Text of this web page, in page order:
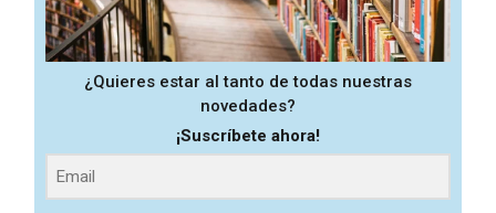
¿Quieres estar al tanto de todas nuestras
novedades?
¡Suscríbete ahora!